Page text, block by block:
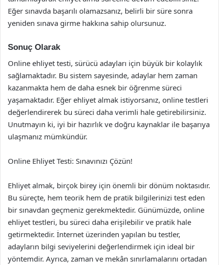
Eğer sınavda başarılı olamazsanız, belirli bir süre sonra
yeniden sınava girme hakkına sahip olursunuz.
Sonuç Olarak
Online ehliyet testi, sürücü adayları için büyük bir kolaylık
sağlamaktadır. Bu sistem sayesinde, adaylar hem zaman
kazanmakta hem de daha esnek bir öğrenme süreci
yaşamaktadır. Eğer ehliyet almak istiyorsanız, online testleri
değerlendirerek bu süreci daha verimli hale getirebilirsiniz.
Unutmayın ki, iyi bir hazırlık ve doğru kaynaklar ile başarıya
ulaşmanız mümkündür.
Online Ehliyet Testi: Sınavınızı Çözün!
Ehliyet almak, birçok birey için önemli bir dönüm noktasıdır.
Bu süreçte, hem teorik hem de pratik bilgilerinizi test eden
bir sınavdan geçmeniz gerekmektedir. Günümüzde, online
ehliyet testleri, bu süreci daha erişilebilir ve pratik hale
getirmektedir. İnternet üzerinden yapılan bu testler,
adayların bilgi seviyelerini değerlendirmek için ideal bir
yöntemdir. Ayrıca, zaman ve mekân sınırlamalarını ortadan